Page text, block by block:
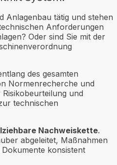
Anlagenbau tätig und stehen
Anforderungen
Oder sind Sie mit der
des gesamten
Normenrecherche und
und
technischen
Nachweiskette.
abgeleitet, Maßnahmen
konsistent